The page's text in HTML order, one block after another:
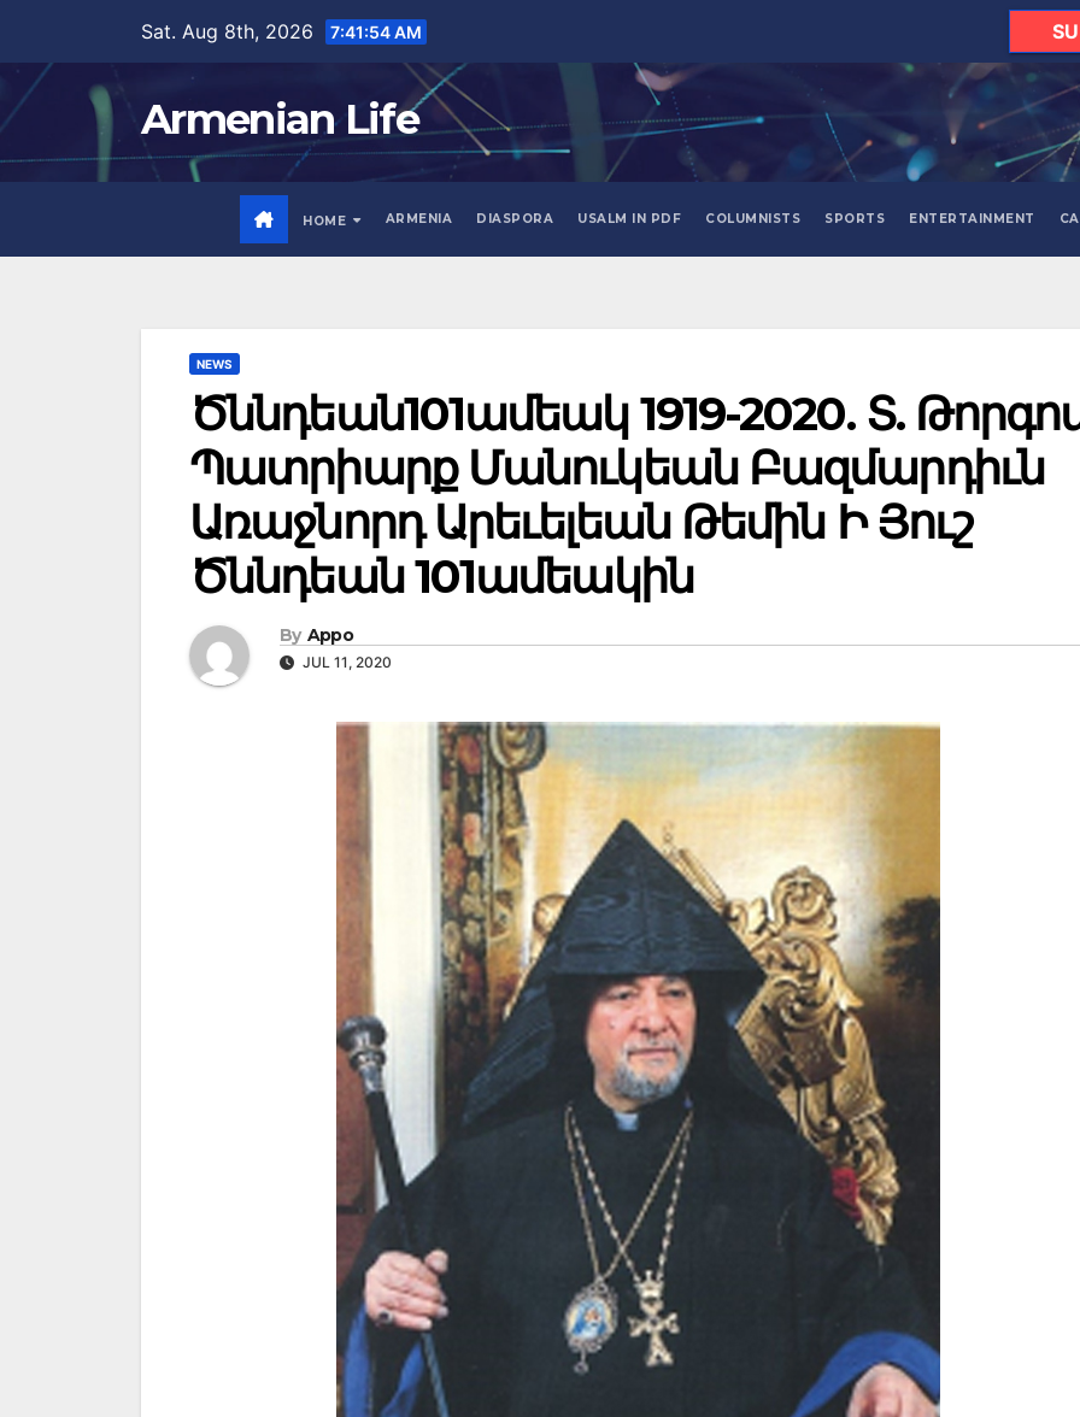
content
Sat. Aug 8th, 2026 7:41:56 AM
Armenian Life
HOME ARMENIA DIASPORA USALM IN PDF COLUMNISTS SPORTS ENTERTAINMENT
NEWS
Ծննդեան101ամեակ 1919-2020. Տ.
Պատրիարք Մանուկեան Բազմարդիւն
Առաջնորդ Արեւելեան Թեմին Ի Յուշ
Ծննդեան 101ամեակին
By Appo
JUL 11, 2020